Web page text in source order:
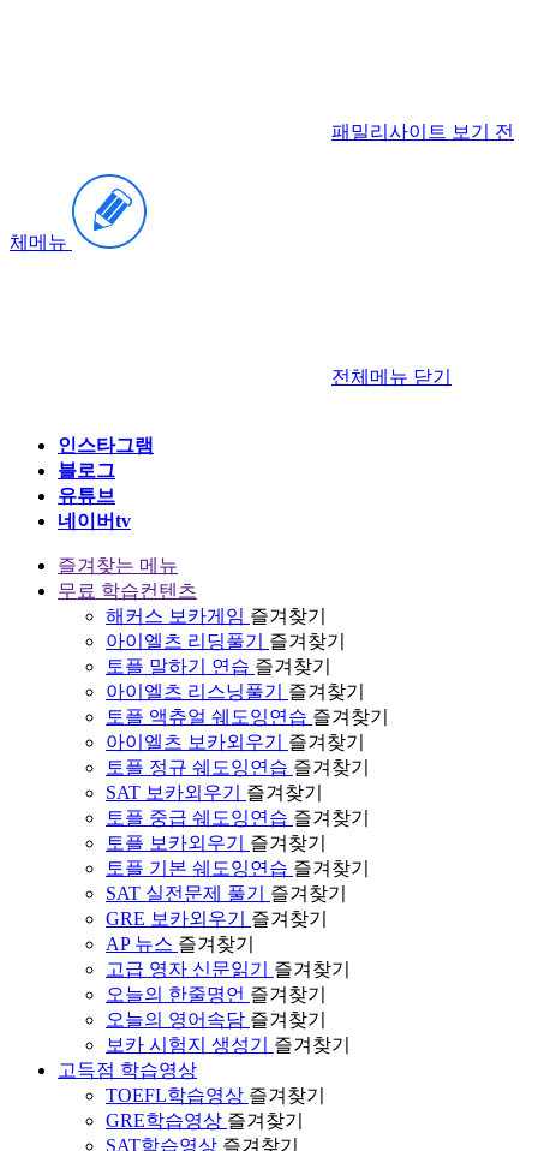
패밀리사이트 보기 전
체메뉴
전체메뉴 닫기
인스타그램
블로그
유튜브
네이버tv
즐겨찾는 메뉴
무료 학습컨텐츠
해커스 보카게임 즐겨찾기
아이엘츠 리딩풀기
즐겨찾기
토플 말하기 연습 즐겨찾기
아이엘츠 리스닝풀기
즐겨찾기
토플 액츄얼 쉐도잉연습 즐겨찾기
아이엘츠 보카외우기
즐겨찾기
토플 정규 쉐도잉연습 즐겨찾기
SAT 보카외우기
즐겨찾기
토플 중급 쉐도잉연습 즐겨찾기
토플 보카외우기
즐겨찾기
토플 기본 쉐도잉연습 즐겨찾기
SAT 실전문제 풀기
즐겨찾기
GRE 보카외우기
즐겨찾기
AP 뉴스 즐겨찾기
고급 영자 신문읽기
즐겨찾기
오늘의 한줄명언 즐겨찾기
오늘의 영어속담 즐겨찾기
보카 시험지 생성기
즐겨찾기
고득점 학습영상
TOEFL학습영상 즐겨찾기
GRE학습영상 즐겨찾기
SAT학습영상 즐겨찾기